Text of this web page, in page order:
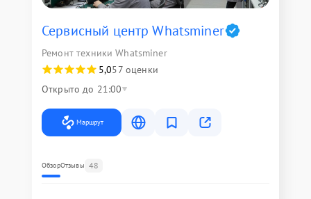
Сервисный центр Whatsminer
Ремонт техники Whatsminer
5,057 оценки
Открыто до 21:00
Маршрут
ОбзорОтзывы 48